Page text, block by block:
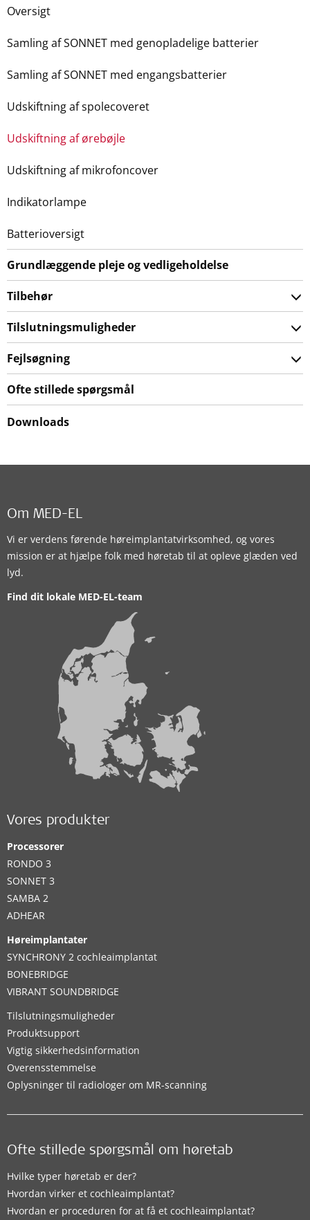
Oversigt
Samling af SONNET med genopladelige batterier
Samling af SONNET med engangsbatterier
Udskiftning af spolecoveret
Udskiftning af ørebøjle
Udskiftning af mikrofoncover
Indikatorlampe
Batterioversigt
Grundlæggende pleje og vedligeholdelse
Tilbehør
Tilslutningsmuligheder
Fejlsøgning
Ofte stillede spørgsmål
Downloads
Om MED-EL
Vi er verdens førende høreimplantatvirksomhed, og vores
mission er at hjælpe folk med høretab til at opleve glæden ved
lyd.
Find dit lokale MED-EL-team
Vores produkter
Processorer
RONDO 3
SONNET 3
SAMBA 2
ADHEAR
Høreimplantater
SYNCHRONY 2 cochleaimplantat
BONEBRIDGE
VIBRANT SOUNDBRIDGE
Tilslutningsmuligheder
Produktsupport
Vigtig sikkerhedsinformation
Overensstemmelse
Oplysninger til radiologer om MR-scanning
Ofte stillede spørgsmål om høretab
Hvilke typer høretab er der?
Hvordan virker et cochleaimplantat?
Hvordan er proceduren for at få et cochleaimplantat?